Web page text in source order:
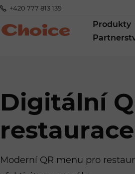
+420 777 813 139
Produkty
Digitální
restaurace
Moderní QR menu pro